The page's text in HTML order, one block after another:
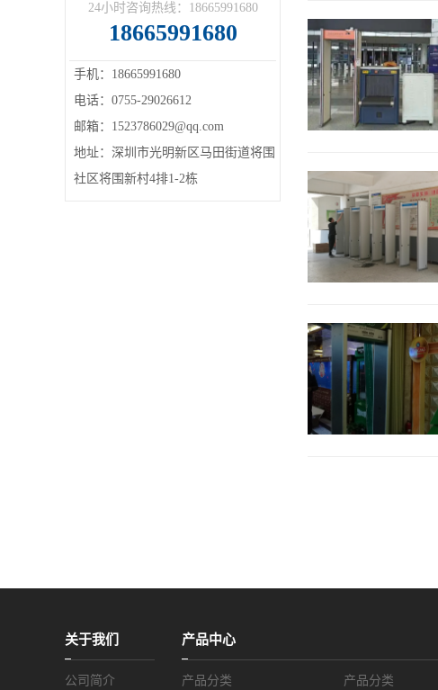
24小时咨询热线：18665991680
18665991680
手机：18665991680
电话：0755-29026612
邮箱：1523786029@qq.com
地址：深圳市光明新区马田街道将围
社区将围新村4排1-2栋
关于我们
公司简介
产品中心
产品分类 产品分类